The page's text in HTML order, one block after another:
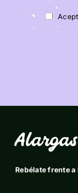
Rebélate frente